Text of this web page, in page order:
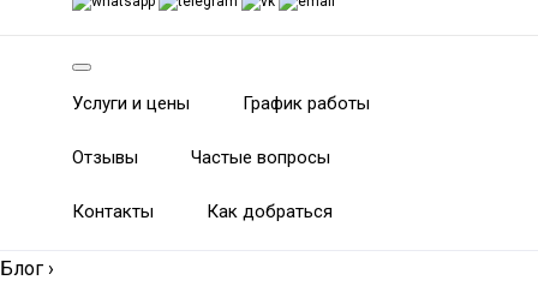
Услуги и цены График работы
Отзывы Частые вопросы
Контакты Как добраться
Блог ›